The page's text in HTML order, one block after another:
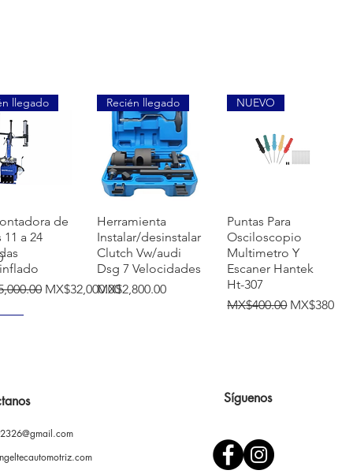
速瀏覽
llegado
de
11 a 24
格
促銷價格
MX$32,000.00
快速瀏覽
Recién llegado
Herramienta
Instalar/desinstalar
Clutch Vw/audi
Dsg 7 Velocidades
價格
MX$2,800.00
快速瀏覽
NUEVO
Puntas Para
Osciloscopio
Multimetro Y
Escaner Hantek
Ht-307
一般價格
MX$400.00 促銷價格
MX$380.00
速瀏覽
Llantas
快速瀏覽
Soporte ajustable
para pintar
Síguenos